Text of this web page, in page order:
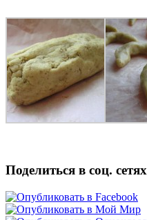
Поделиться в соц. сетях